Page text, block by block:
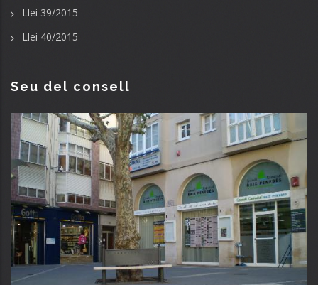
Llei 39/2015
Llei 40/2015
Seu del consell